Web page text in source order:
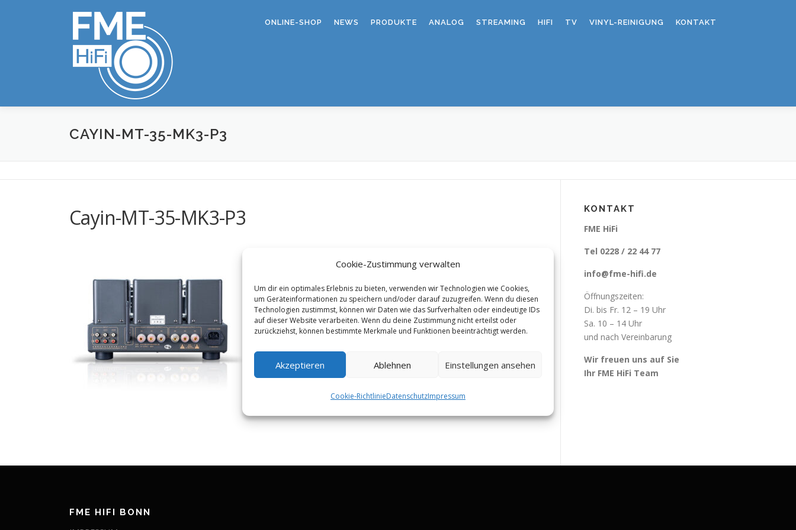
Cookie-Zustimmung verwalten
Um dir ein optimales Erlebnis zu bieten, verwenden wir Technologien wie Cookies,
um Geräteinformationen zu speichern und/oder darauf zuzugreifen. Wenn du diesen
Technologien zustimmst, können wir Daten wie das Surfverhalten oder eindeutige IDs
auf dieser Website verarbeiten. Wenn du deine Zustimmung nicht erteilst oder
zurückziehst, können bestimmte Merkmale und Funktionen beeinträchtigt werden.
Akzeptieren Ablehnen Einstellungen ansehen
Cookie-RichtlinieDatenschutzImpressum
ONLINE-SHOP NEWS PRODUKTE ANALOG STREAMING HIFI TV VINYL-REINIGUNG KONTAKT
CAYIN-MT-35-MK3-P3
Cayin-MT-35-MK3-P3 KONTAKT
FME HiFi
Tel 0228 / 22 44 77
info@fme-hifi.de
Öffnungszeiten:
Di. bis Fr. 12 – 19 Uhr
Sa. 10 – 14 Uhr
und nach Vereinbarung
Wir freuen uns auf Sie
Ihr FME HiFi Team
FME HIFI BONN